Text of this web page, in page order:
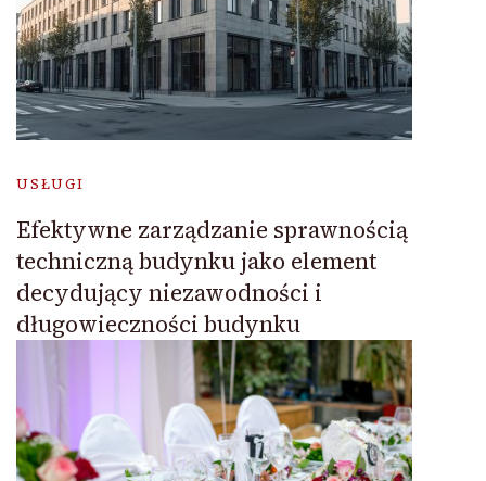
USŁUGI
Efektywne zarządzanie sprawnością
techniczną budynku jako element
decydujący niezawodności i
długowieczności budynku